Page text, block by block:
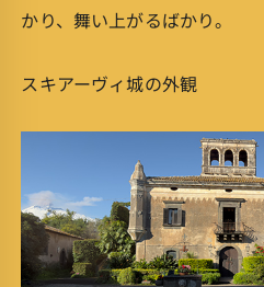
かり、舞い上がるばかり。
スキアーヴィ城の外観